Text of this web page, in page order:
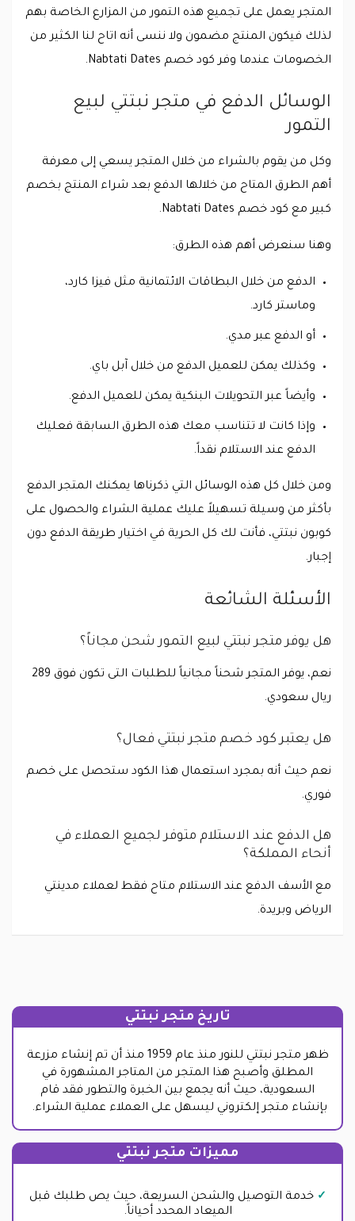
المتجر يعمل على تجميع هذه التمور من المزارع الخاصة بهم
لذلك فيكون المنتج مضمون ولا ننسى أنه اتاح لنا الكثير من
الخصومات عندما وفر كود خصم Nabtati Dates.
الوسائل الدفع في متجر نبتتي لبيع
التمور
وكل من يقوم بالشراء من خلال المتجر يسعي إلى معرفة
أهم الطرق المتاح من خلالها الدفع بعد شراء المنتج بخصم
كبير مع كود خصم Nabtati Dates.
وهنا سنعرض أهم هذه الطرق:
الدفع من خلال البطاقات الائتمانية مثل فيزا كارد،
وماستر كارد.
أو الدفع عبر مدي.
وكذلك يمكن للعميل الدفع من خلال آبل باي.
وأيضاً عبر التحويلات البنكية يمكن للعميل الدفع.
وإذا كانت لا تتناسب معك هذه الطرق السابقة فعليك
الدفع عند الاستلام نقداً.
ومن خلال كل هذه الوسائل التي ذكرناها يمكنك المتجر الدفع
بأكثر من وسيلة تسهيلاً عليك عملية الشراء والحصول على
كوبون نبتتي، فأنت لك كل الحرية في اختيار طريقة الدفع دون
إجبار.
الأسئلة الشائعة
هل يوفر متجر نبتتي لبيع التمور شحن مجاناً؟
نعم، يوفر المتجر شحناً مجانياً للطلبات التى تكون فوق 289
ريال سعودي.
هل يعتبر كود خصم متجر نبتتي فعال؟
نعم حيث أنه بمجرد استعمال هذا الكود ستحصل على خصم
فوري.
هل الدفع عند الاستلام متوفر لجميع العملاء في
أنحاء المملكة؟
مع الأسف الدفع عند الاستلام متاح فقط لعملاء مدينتي
الرياض وبريدة.
تاريخ متجر نبتتي
ظهر متجر نبتتي للنور منذ عام 1959 منذ أن تم إنشاء مزرعة
المطلق وأصبح هذا المتجر من المتاجر المشهورة في
السعودية، حيث أنه يجمع بين الخبرة والتطور فقد قام
بإنشاء متجر إلكتروني ليسهل على العملاء عملية الشراء.
مميزات متجر نبتتي
خدمة التوصيل والشحن السريعة، حيث يص طلبك قبل
الميعاد المحدد أحياناً.